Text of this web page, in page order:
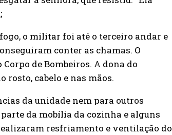
o militar foi até o terceiro andar e
conter as chamas. O
de Bombeiros. A dona do
cabelo e nas mãos.
da unidade nem para outros
da mobília da cozinha e alguns
resfriamento e ventilação do